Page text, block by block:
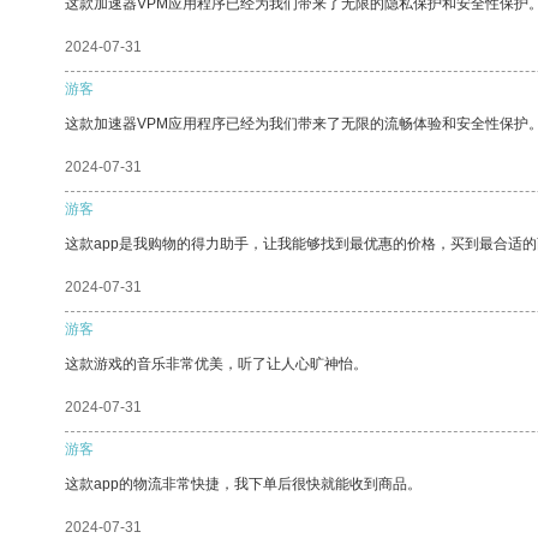
这款加速器VPM应用程序已经为我们带来了无限的隐私保护和安全性保护。
2024-07-31
游客
这款加速器VPM应用程序已经为我们带来了无限的流畅体验和安全性保护。
2024-07-31
游客
这款app是我购物的得力助手，让我能够找到最优惠的价格，买到最合适的
2024-07-31
游客
这款游戏的音乐非常优美，听了让人心旷神怡。
2024-07-31
游客
这款app的物流非常快捷，我下单后很快就能收到商品。
2024-07-31